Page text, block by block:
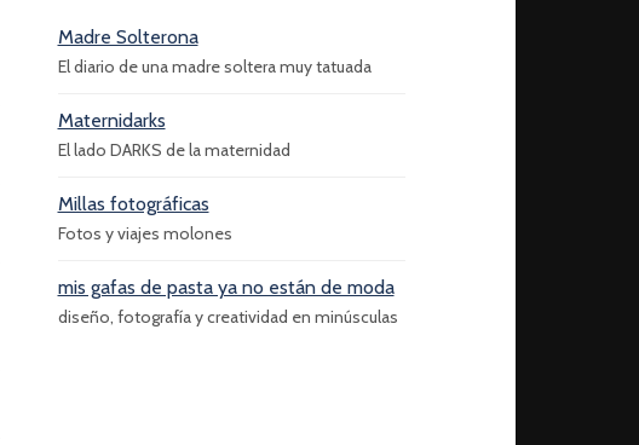
Madre Solterona
El diario de una madre soltera muy tatuada
Maternidarks
El lado DARKS de la maternidad
Millas fotográficas
Fotos y viajes molones
mis gafas de pasta ya no están de moda
diseño, fotografía y creatividad en minúsculas